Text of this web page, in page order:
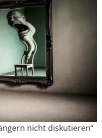
nicht diskutieren“